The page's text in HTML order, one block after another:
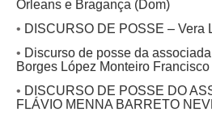
Orleans e Bragança (Dom)
• DISCURSO DE POSSE – Vera
• Discurso de posse da
Borges López Monteiro Francisco
• DISCURSO DE POSSE DO
FLÁVIO MENNA BARRETO